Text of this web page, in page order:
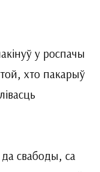
у роспачы
хто пакарыў
свабоды, са